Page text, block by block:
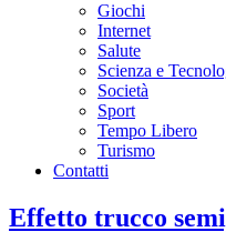
Giochi
Internet
Salute
Scienza e
Società
Sport
Tempo Libero
Turismo
Contatti
Effetto trucco